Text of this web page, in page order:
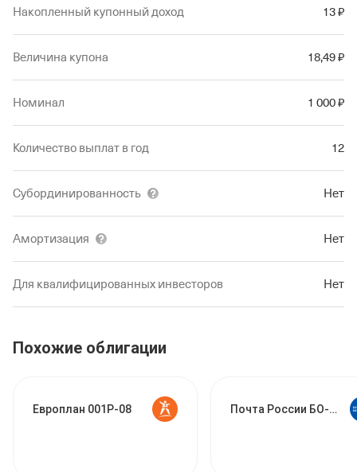
Накопленный купонный доход 13₽
Величина купона 18,49₽
Номинал 1 000₽
Количество выплат в год 12
Субординированность Нет
Амортизация Нет
Для квалифицированных инвесторов Нет
Похожие облигации
Европлан 001P-08 Почта России БО-